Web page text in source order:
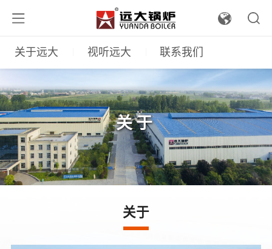
关于远大 视听远大 联系我们
关于
关于